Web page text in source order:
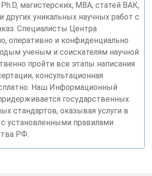
магистерских, MBA, статей ВАК,
других уникальных научных работ с
Специалисты Центра
оперативно и конфиденциально
ученым и соискателям научной
пройти все этапы написания
консультационная
Наш Информационный
государственных
стандартов, оказывая услуги в
установленными правилами
РФ.